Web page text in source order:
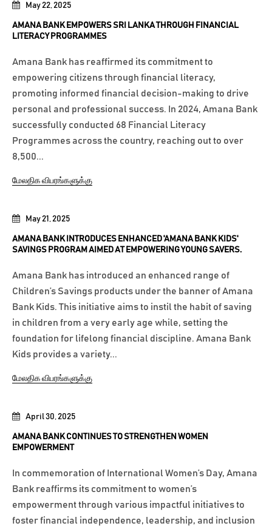
April 30, 2025
AMANA BANK CONTINUES TO STRENGTHEN WOMEN
EMPOWERMENT
In commemoration of International Women’s Day, Amana
Bank reaffirms its commitment to women’s
empowerment through various impactful initiatives to
foster financial independence, leadership, and inclusion
May 21, 2025
AMANA BANK INTRODUCES ENHANCED 'AMANA BANK KIDS'
SAVINGS PROGRAM AIMED AT EMPOWERING YOUNG SAVERS.
Amana Bank has introduced an enhanced range of
Children’s Savings products under the banner of Amana
Bank Kids. This initiative aims to instil the habit of saving
in children from a very early age while, setting the
foundation for lifelong financial discipline. Amana Bank
Kids provides a variety...
மேலதிக விபரங்களுக்கு
May 22, 2025
AMANA BANK EMPOWERS SRI LANKA THROUGH FINANCIAL
LITERACY PROGRAMMES
Amana Bank has reaffirmed its commitment to
empowering citizens through financial literacy,
promoting informed financial decision-making to drive
personal and professional success. In 2024, Amana Bank
successfully conducted 68 Financial Literacy
Programmes across the country, reaching out to over
8,500...
மேலதிக விபரங்களுக்கு